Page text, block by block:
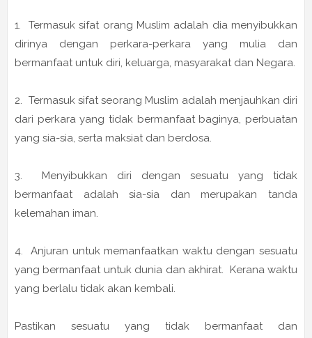
1. Termasuk sifat orang Muslim adalah dia menyibukkan
dirinya dengan perkara-perkara yang mulia dan
bermanfaat untuk diri, keluarga, masyarakat dan Negara.
2. Termasuk sifat seorang Muslim adalah menjauhkan diri
dari perkara yang tidak bermanfaat baginya, perbuatan
yang sia-sia, serta maksiat dan berdosa.
3. Menyibukkan diri dengan sesuatu yang tidak
bermanfaat adalah sia-sia dan merupakan tanda
kelemahan iman.
4. Anjuran untuk memanfaatkan waktu dengan sesuatu
yang bermanfaat untuk dunia dan akhirat. Kerana waktu
yang berlalu tidak akan kembali.
Pastikan sesuatu yang tidak bermanfaat dan